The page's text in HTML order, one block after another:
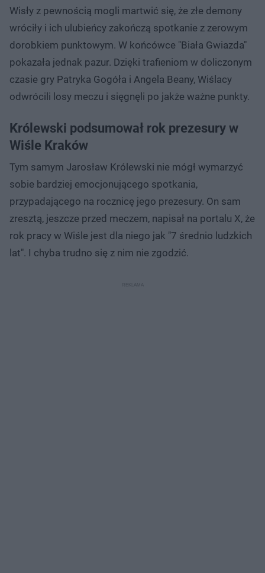
Wisły z pewnością mogli martwić się, że złe demony
wróciły i ich ulubieńcy zakończą spotkanie z zerowym
dorobkiem punktowym. W końcówce "Biała Gwiazda"
pokazała jednak pazur. Dzięki trafieniom w doliczonym
czasie gry Patryka Gogóła i Angela Beany, Wiślacy
odwrócili losy meczu i sięgnęli po jakże ważne punkty.
Królewski podsumował rok prezesury w
Wiśle Kraków
Tym samym Jarosław Królewski nie mógł wymarzyć
sobie bardziej emocjonującego spotkania,
przypadającego na rocznicę jego prezesury. On sam
zresztą, jeszcze przed meczem, napisał na portalu X, że
rok pracy w Wiśle jest dla niego jak "7 średnio ludzkich
lat". I chyba trudno się z nim nie zgodzić.